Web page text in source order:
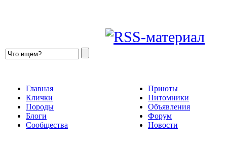
Главная
Клички
Породы
Блоги
Сообщества
Приюты
Питомники
Объявления
Форум
Новости